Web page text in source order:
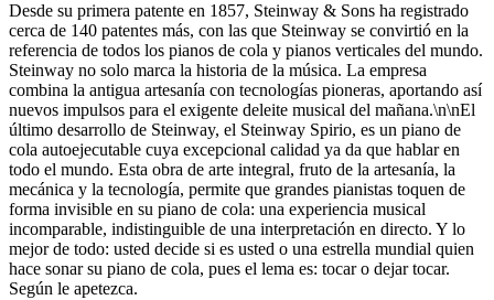
Desde su primera patente en 1857, Steinway ⁠&⁠ Sons ha registrado
cerca de 140 patentes más, con las que Steinway se convirtió en la
referencia de todos los pianos de cola y pianos verticales del mundo.
Steinway no solo marca la historia de la música. La empresa
combina la antigua artesanía con tecnologías pioneras, aportando así
nuevos impulsos para el exigente deleite musical del mañana.\n\nEl
último desarrollo de Steinway, el Steinway Spirio, es un piano de
cola autoejecutable cuya excepcional calidad ya da que hablar en
todo el mundo. Esta obra de arte integral, fruto de la artesanía, la
mecánica y la tecnología, permite que grandes pianistas toquen de
forma invisible en su piano de cola: una experiencia musical
incomparable, indistinguible de una interpretación en directo. Y lo
mejor de todo: usted decide si es usted o una estrella mundial quien
hace sonar su piano de cola, pues el lema es: tocar o dejar tocar.
Según le apetezca.